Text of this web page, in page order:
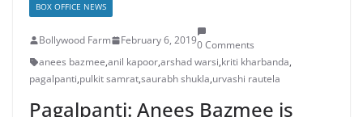
BOX OFFICE NEWS
Bollywood Farm February 6, 20190 Comments
anees bazmee,anil kapoor,arshad warsi,kriti kharbanda,
pagalpanti,pulkit samrat,saurabh shukla,urvashi rautela
Pagalpanti: Anees Bazmee is